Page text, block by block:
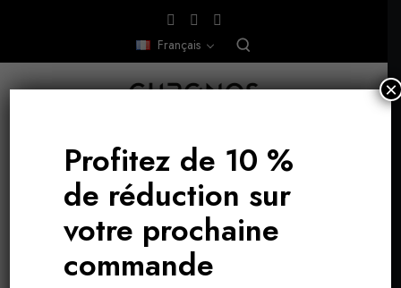
Français
BOURGOGNE, FRANCE
Profitez de 10 %
de réduction sur
votre prochaine
commande
×